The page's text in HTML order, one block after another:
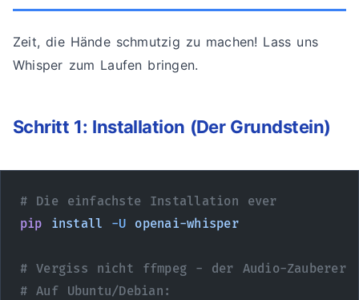
Zeit, die Hände schmutzig zu machen! Lass uns
Whisper zum Laufen bringen.
Schritt 1: Installation (Der Grundstein)
# Die einfachste Installation ever
pip install -U openai-whisper
# Vergiss nicht ffmpeg - der Audio-Zauberer
# Auf Ubuntu/Debian: